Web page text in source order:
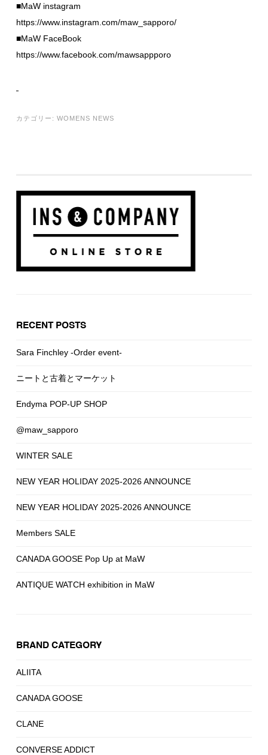
■MaW instagram
https://www.instagram.com/maw_sapporo/
■MaW FaceBook
https://www.facebook.com/mawsappporo
カテゴリー: WOMENS NEWS
RECENT POSTS
Sara Finchley -Order event-
ニートと古着とマーケット
Endyma POP-UP SHOP
@maw_sapporo
WINTER SALE
NEW YEAR HOLIDAY 2025-2026 ANNOUNCE
NEW YEAR HOLIDAY 2025-2026 ANNOUNCE
Members SALE
CANADA GOOSE Pop Up at MaW
ANTIQUE WATCH exhibition in MaW
BRAND CATEGORY
ALIITA
CANADA GOOSE
CLANE
CONVERSE ADDICT